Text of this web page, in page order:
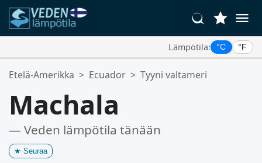
Lämpötila: °C °F
Suosikkipaikkasi:
Etelä-Amerikka > Ecuador > Tyyni valtameri
Machala
— Veden lämpötila tänään
★ Seuraa